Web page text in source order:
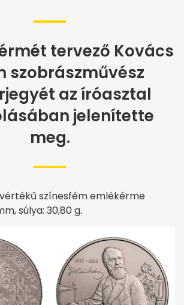
tervező Kovács
szobrászművész
az íróasztal
jelenítette
meg.
színesfém emlékérme
súlya: 30,80 g.